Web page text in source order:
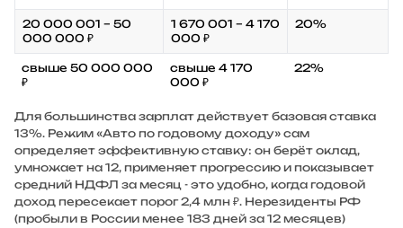
20 000 001 – 50
000 000 ₽
1 670 001 – 4 170
000 ₽
20%
свыше 50 000 000
₽
свыше 4 170
000 ₽
22%
Для большинства зарплат действует базовая ставка
13%. Режим «Авто по годовому доходу» сам
определяет эффективную ставку: он берёт оклад,
умножает на 12, применяет прогрессию и показывает
средний НДФЛ за месяц - это удобно, когда годовой
доход пересекает порог 2,4 млн ₽. Нерезиденты РФ
(пробыли в России менее 183 дней за 12 месяцев)